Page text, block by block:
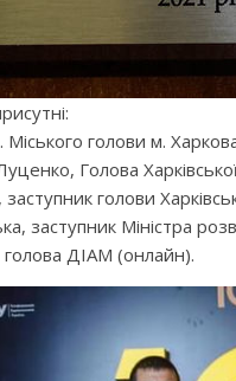
Міського голови м.
Голова
голови
заступник Міністра
ДІАМ (онлайн).